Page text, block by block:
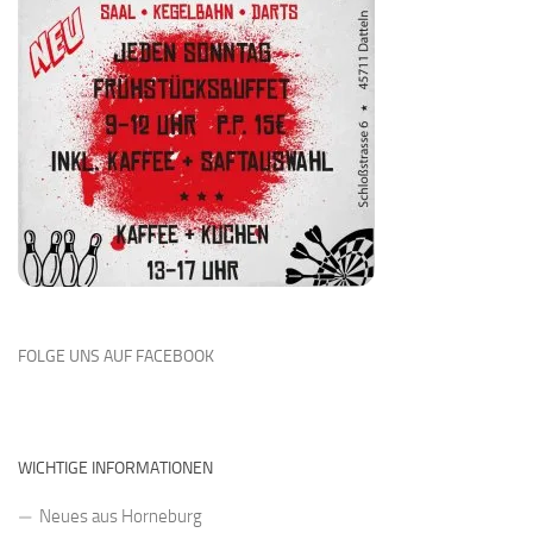
FOLGE UNS AUF FACEBOOK
WICHTIGE INFORMATIONEN
Neues aus Horneburg